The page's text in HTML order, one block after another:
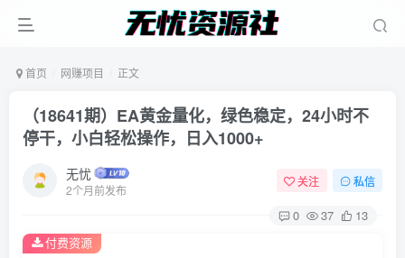
首页 网赚项目 正文
（18641期）EA黄金量化，绿色稳定，24小时不
停干，小白轻松操作，日入1000+
无忧
2个月前发布
关注 私信
0 37 13
付费资源